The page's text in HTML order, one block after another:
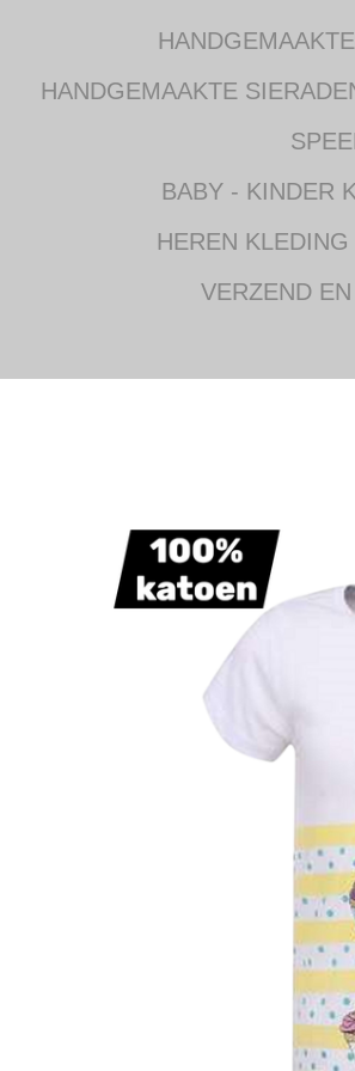
HANDGEMAAKTE
BABY - KINDER
HEREN
VERZEND